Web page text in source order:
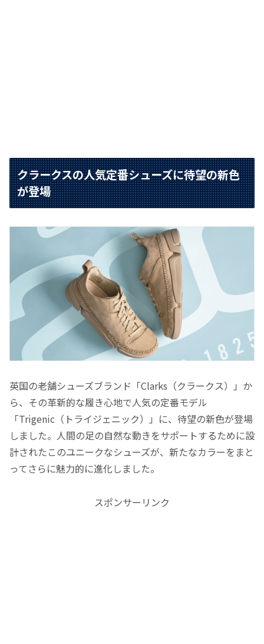
クラークスの人気定番シューズに待望の新色
が登場
英国の老舗シューズブランド「Clarks（クラークス）」か
ら、その革新的な履き心地で人気の定番モデル
「Trigenic（トライジェニック）」に、待望の新色が登場
しました。人間の足の自然な動きをサポートするために設
計されたこのユニークなシューズが、新たなカラーをまと
ってさらに魅力的に進化しました。
スポンサーリンク